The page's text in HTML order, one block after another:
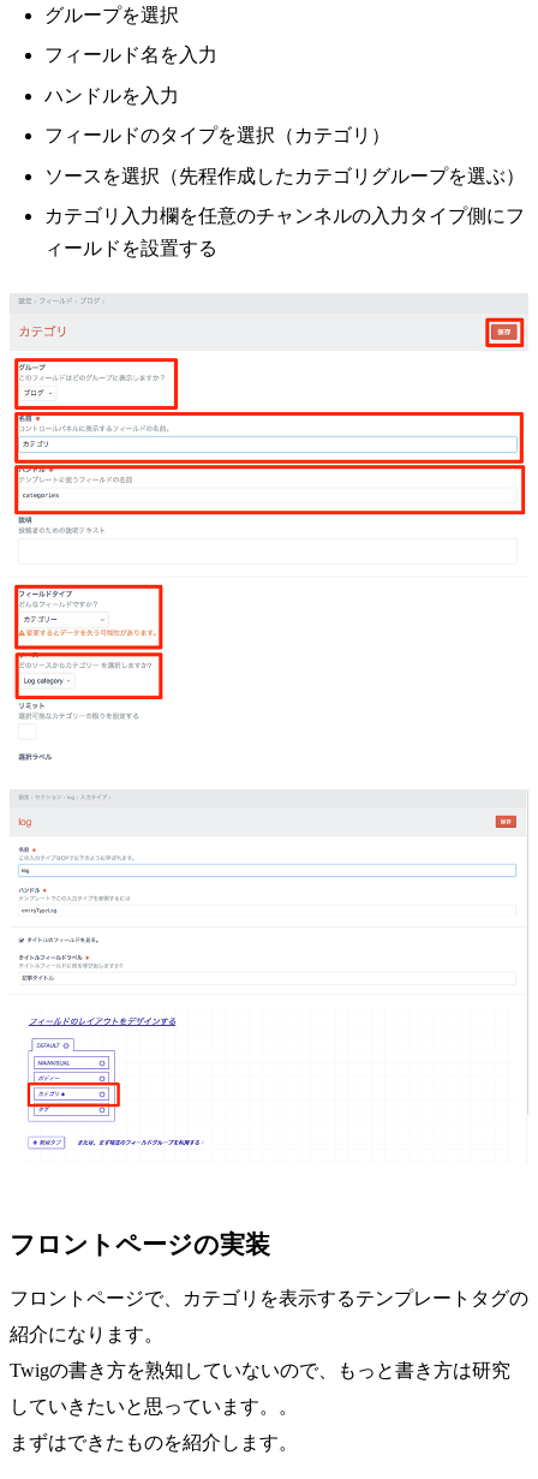
グループを選択
フィールド名を入力
ハンドルを入力
フィールドのタイプを選択（カテゴリ）
ソースを選択（先程作成したカテゴリグループを選ぶ）
カテゴリ入力欄を任意のチャンネルの入力タイプ側にフ
ィールドを設置する
フロントページの実装
フロントページで、カテゴリを表示するテンプレートタグの
紹介になります。
Twigの書き方を熟知していないので、もっと書き方は研究
していきたいと思っています。。
まずはできたものを紹介します。